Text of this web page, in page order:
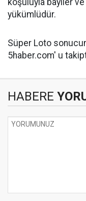
koşuluyla bayiler
yükümlüdür.
Süper Loto
5haber.com' u
HABERE